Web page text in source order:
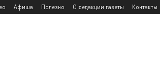
Афиша Полезно О редакции газеты Контакты